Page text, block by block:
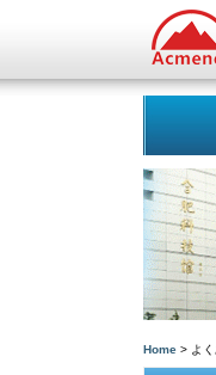
Home > よ